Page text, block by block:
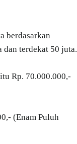
berdasarkan
dan terdekat 50 juta.
Rp. 70.000.000,-
(Enam Puluh